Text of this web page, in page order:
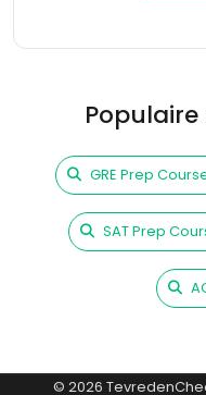
GRE Prep
SAT Prep
© 2026